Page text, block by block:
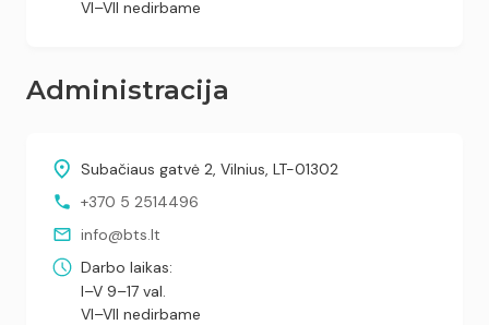
VI–VII nedirbame
Administracija
Subačiaus gatvė 2, Vilnius, LT-01302
+370 5 2514496
info@bts.lt
Darbo laikas:
I–V 9–17 val.
VI–VII nedirbame